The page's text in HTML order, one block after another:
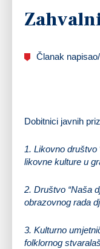
Članak
Dobitnici javnih
1. Likovno društvo
likovne kulture u
2. Društvo “Naša
obrazovnog rada
3. Kulturno
folklornog